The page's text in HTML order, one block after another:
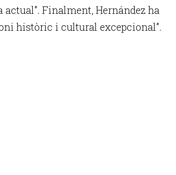
Finalment, Hernández ha
històric i cultural excepcional”.